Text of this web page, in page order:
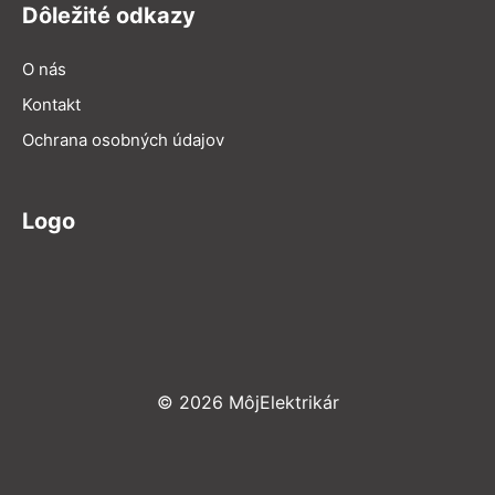
Dôležité odkazy
O nás
Kontakt
Ochrana osobných údajov
Logo
© 2026 MôjElektrikár